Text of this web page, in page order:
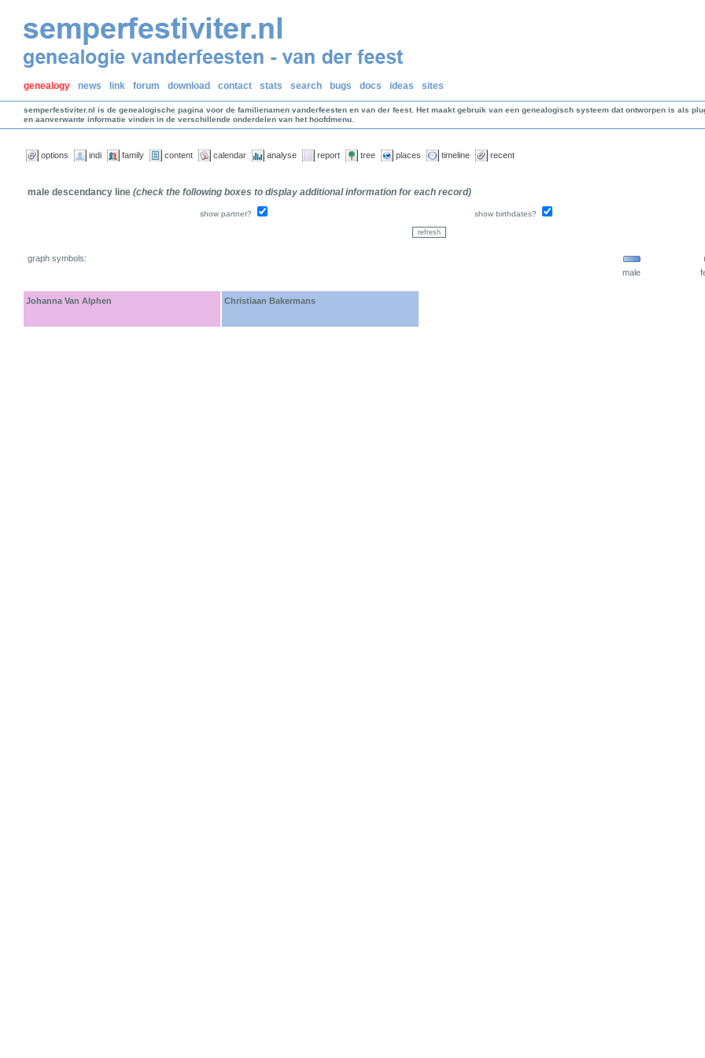
genealogy news link forum download contact stats search bugs docs ideas sites
semperfestiviter.nl is de genealogische pagina voor de familienamen vanderfeesten en van der feest. Het maakt gebruik van een genealogisch systeem dat ontworpen is als
en aanverwante informatie vinden in de verschillende onderdelen van het hoofdmenu.
options indi family content calendar analyse report tree places timeline recent
male descendancy line (check the following boxes to display additional information for each record)
show partner? show birthdates?
graph symbols:
male
Johanna Van Alphen Christiaan Bakermans